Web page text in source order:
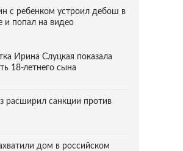
с ребенком устроил дебош в
и попал на видео
Ирина Слуцкая показала
18-летнего сына
расширил санкции против
дом в российском